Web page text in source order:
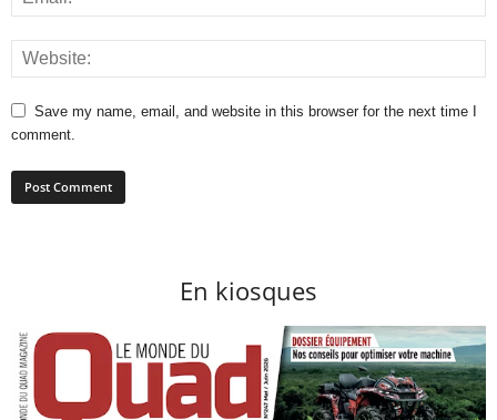
Save my name, email, and website in this browser for the next time I
comment.
En kiosques